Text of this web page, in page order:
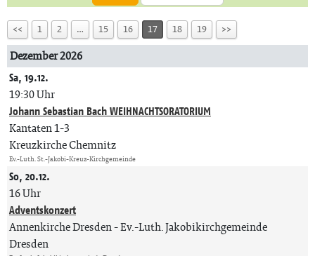
<< 1 2 … 15 16 17 18 19 >>
Dezember 2026
Sa, 19.12.
19:30 Uhr
Johann Sebastian Bach WEIHNACHTSORATORIUM
Kantaten 1-3
Kreuzkirche Chemnitz
Ev.-Luth. St.-Jakobi-Kreuz-Kirchgemeinde
So, 20.12.
16 Uhr
Adventskonzert
Annenkirche Dresden Ev.-Luth. Jakobikirchgemeinde
Dresden